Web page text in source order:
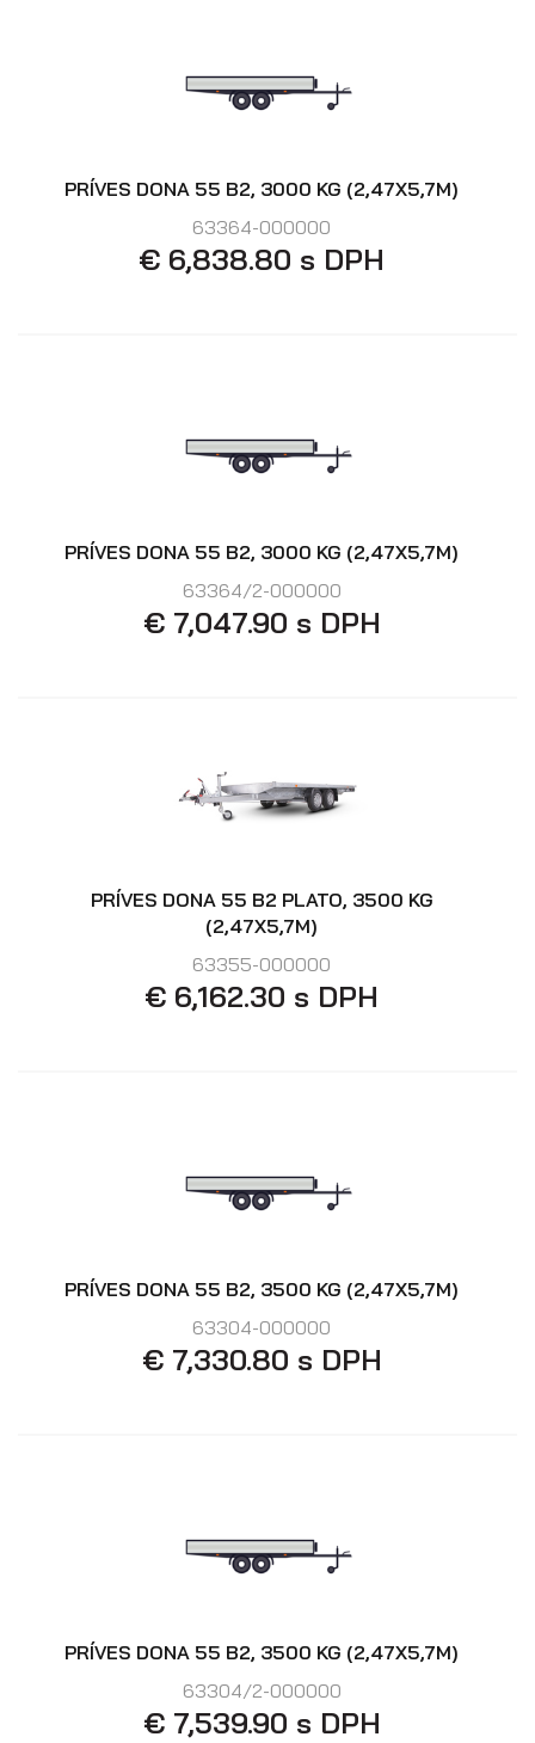
Výpredaj
PRÍVES DONA 55 B2, 3000 KG (2,47X5,7M)
63364-000000
€ 6,838.80 s DPH
PRÍVES DONA 55 B2, 3000 KG (2,47X5,7M)
63364/2-000000
€ 7,047.90 s DPH
PRÍVES DONA 55 B2 PLATO, 3500 KG
(2,47X5,7M)
63355-000000
€ 6,162.30 s DPH
PRÍVES DONA 55 B2, 3500 KG (2,47X5,7M)
63304-000000
€ 7,330.80 s DPH
PRÍVES DONA 55 B2, 3500 KG (2,47X5,7M)
63304/2-000000
€ 7,539.90 s DPH